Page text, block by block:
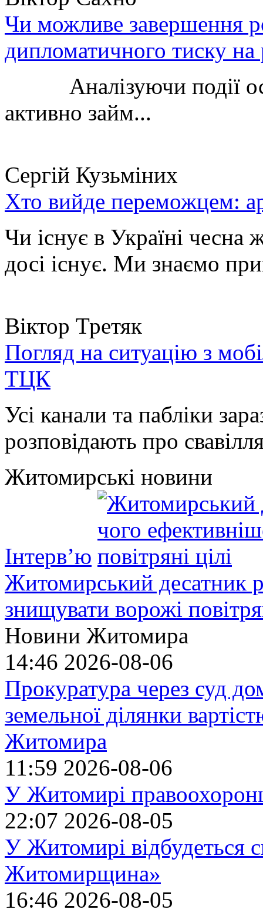
Чи можливе завершення
дипломатичного тиску
Аналізуючи події
активно займ...
Сергій Кузьміних
Хто вийде переможцем:
Чи існує в Україні чесна
досі існує. Ми знаємо
Віктор Третяк
Погляд на ситуацію з
ТЦК
Усі канали та пабліки
розповідають про
Житомирські новини
Інтерв’ю
Житомирський десатник
знищувати ворожі
Новини Житомира
14:46 2026-08-06
Прокуратура через суд
земельної ділянки
Житомира
11:59 2026-08-06
У Житомирі
22:07 2026-08-05
У Житомирі відбудеться
Житомирщина»
16:46 2026-08-05